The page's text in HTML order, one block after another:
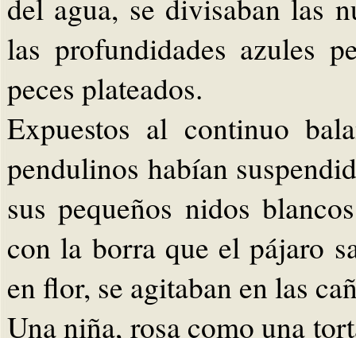
del agua, se divisaban las
las profundidades azules
peces plateados.
Expuestos al continuo
pendulinos habían
sus pequeños nidos
con la borra que el pájaro
en flor, se agitaban en las
Una niña, rosa como una